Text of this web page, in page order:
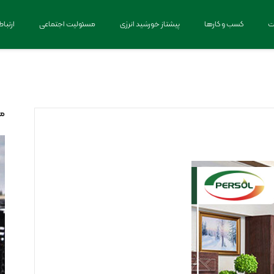
کسب و کارها پیشتاز خورشید انرژی مسئولیت اجتماعی